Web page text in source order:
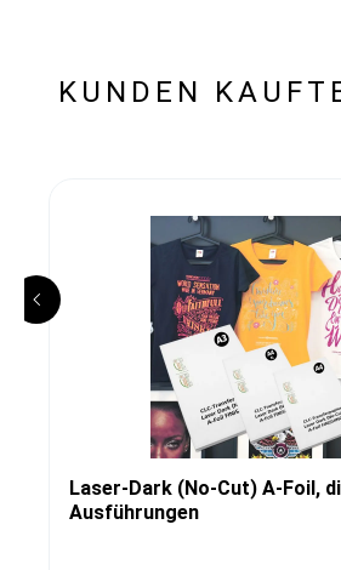
KUNDEN
Laser-Dark (No-Cut) A-Foil,
Ausführungen